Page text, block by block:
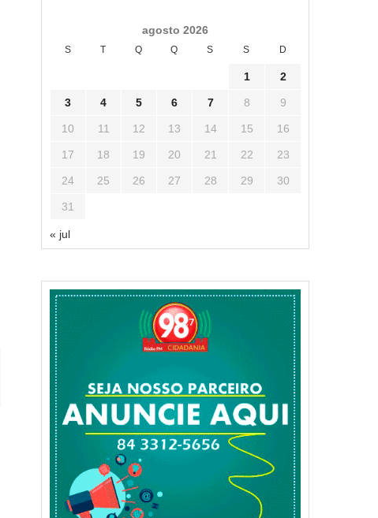
agosto 2026
S T Q Q S S D
1 2
3 4 5 6 7 8 9
10 11 12 13 14 15 16
17 18 19 20 21 22 23
24 25 26 27 28 29 30
31
« jul